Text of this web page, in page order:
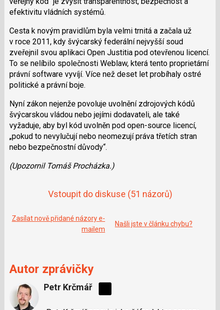
efektivitu vládních systémů.
Cesta k novým pravidlům byla velmi trnitá a začala už
v roce 2011, kdy švýcarský federální nejvyšší soud
zveřejnil svou aplikaci Open Justitia pod otevřenou licencí.
To se nelíbilo společnosti Weblaw, která tento proprietární
právní software vyvíjí. Více než deset let probíhaly ostré
politické a právní boje.
Nyní zákon nejenže povoluje uvolnění zdrojových kódů
švýcarskou vládou nebo jejími dodavateli, ale také
vyžaduje, aby byl kód uvolněn pod open-source licencí,
„pokud to nevylučují nebo neomezují práva třetích stran
nebo bezpečnostní důvody“.
(Upozornil Tomáš Procházka.)
Vstoupit do diskuse (51 názorů)
Zasílat nově přidané názory e-
mailem
Našli jste v článku chybu?
Autor zprávičky
Petr Krčmář